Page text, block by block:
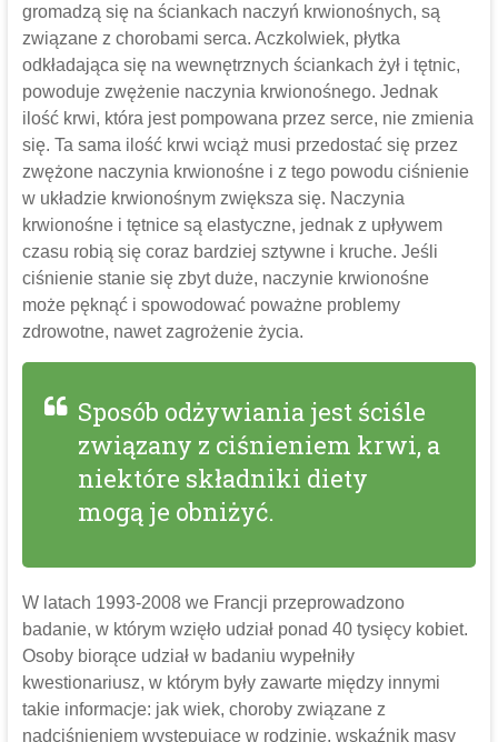
gromadzą się na ściankach naczyń krwionośnych, są
związane z chorobami serca. Aczkolwiek, płytka
odkładająca się na wewnętrznych ściankach żył i tętnic,
powoduje zwężenie naczynia krwionośnego. Jednak
ilość krwi, która jest pompowana przez serce, nie zmienia
się. Ta sama ilość krwi wciąż musi przedostać się przez
zwężone naczynia krwionośne i z tego powodu ciśnienie
w układzie krwionośnym zwiększa się. Naczynia
krwionośne i tętnice są elastyczne, jednak z upływem
czasu robią się coraz bardziej sztywne i kruche. Jeśli
ciśnienie stanie się zbyt duże, naczynie krwionośne
może pęknąć i spowodować poważne problemy
zdrowotne, nawet zagrożenie życia.
Sposób odżywiania jest ściśle
związany z ciśnieniem krwi, a
niektóre składniki diety
mogą je obniżyć.
W latach 1993-2008 we Francji przeprowadzono
badanie, w którym wzięło udział ponad 40 tysięcy kobiet.
Osoby biorące udział w badaniu wypełniły
kwestionariusz, w którym były zawarte między innymi
takie informacje: jak wiek, choroby związane z
nadciśnieniem występujące w rodzinie, wskaźnik masy